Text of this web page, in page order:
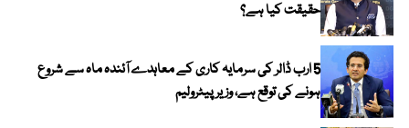
حقیقت کیا ہے؟
5 ارب ڈالر کی سرمایہ کاری کے معاہدے آئندہ ماہ سے شروع
ہونے کی توقع ہے، وزیر پیٹرولیم